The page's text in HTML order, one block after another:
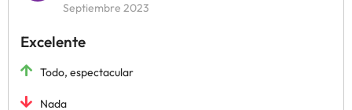
Septiembre 2023
Excelente
Todo, espectacular
Nada